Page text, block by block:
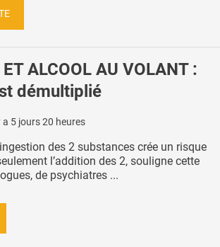
ALCOOL AU VOLANT :
démultiplié
a 5 jours 20 heures
des 2 substances crée un risque
l’addition des 2, souligne cette
de psychiatres ...